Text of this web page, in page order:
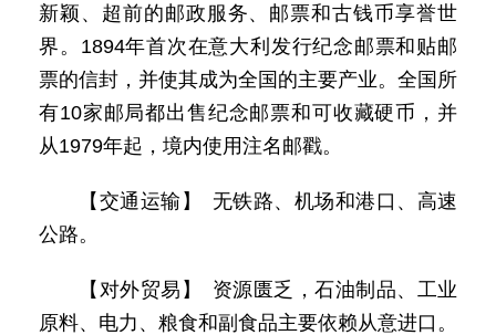
新颖、超前的邮政服务、邮票和古钱币享誉世
界。1894年首次在意大利发行纪念邮票和贴邮
票的信封，并使其成为全国的主要产业。全国所
有10家邮局都出售纪念邮票和可收藏硬币，并
从1979年起，境内使用注名邮戳。
【交通运输】 无铁路、机场和港口、高速
公路。
【对外贸易】 资源匮乏，石油制品、工业
原料、电力、粮食和副食品主要依赖从意进口。